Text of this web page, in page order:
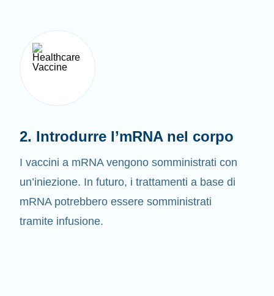
2. Introdurre l’mRNA nel corpo
I vaccini a mRNA vengono somministrati con
un’iniezione. In futuro, i trattamenti a base di
mRNA potrebbero essere somministrati
tramite infusione.